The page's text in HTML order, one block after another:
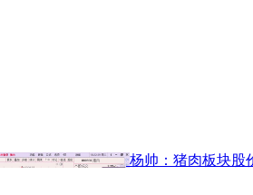
杨帅：猪肉板块股